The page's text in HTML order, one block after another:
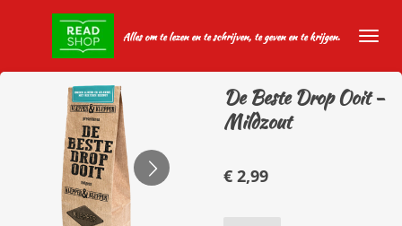
hoofdinhoud
Alles om te lezen en te schrijven, te geven en te krijgen.
De Beste Drop Ooit -
Mildzout
€ 2,99